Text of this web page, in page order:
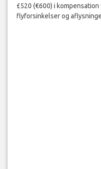
£520 (€600) i
flyforsinkelser og